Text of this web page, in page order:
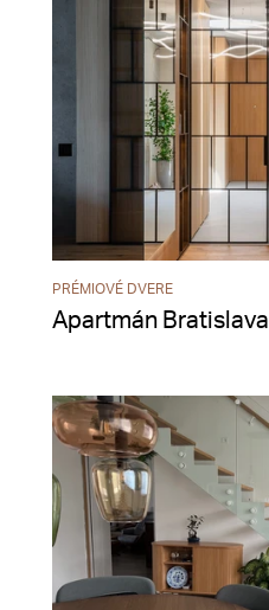
PRÉMIOVÉ DVERE
Apartmán Bratislava